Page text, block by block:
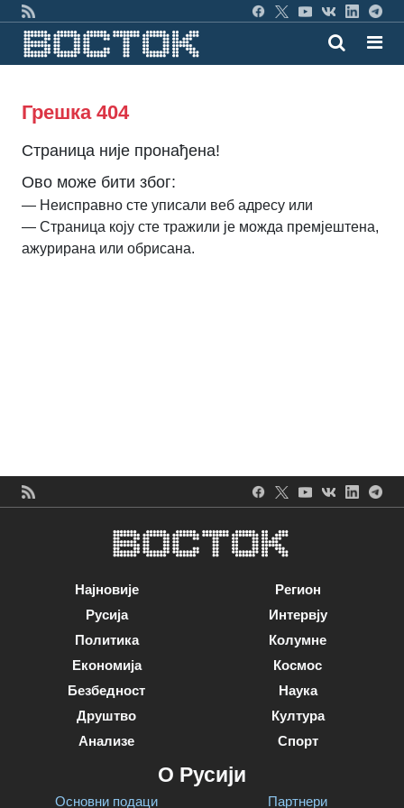
Грешка 404
Страница није пронађена!
Ово може бити због:
— Неисправно сте уписали веб адресу или
— Страница коју сте тражили је можда премјештена,
ажурирана или обрисана.
Најновије
Русија
Политика
Економија
Безбедност
Друштво
Анализе
Регион
Интервју
Колумне
Космос
Наука
Култура
Спорт
О Русији
Основни подаци Партнери